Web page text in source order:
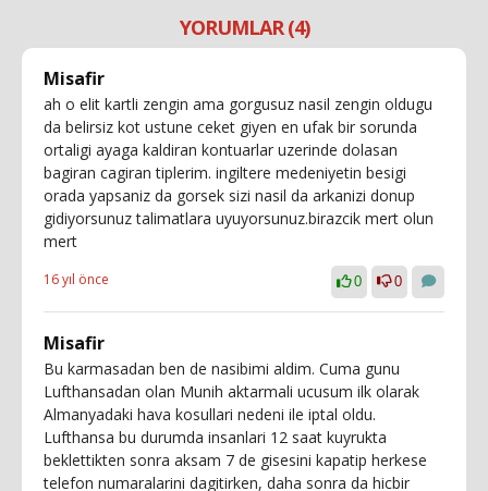
YORUMLAR (4)
Misafir
ah o elit kartli zengin ama gorgusuz nasil zengin oldugu
da belirsiz kot ustune ceket giyen en ufak bir sorunda
ortaligi ayaga kaldiran kontuarlar uzerinde dolasan
bagiran cagiran tiplerim. ingiltere medeniyetin besigi
orada yapsaniz da gorsek sizi nasil da arkanizi donup
gidiyorsunuz talimatlara uyuyorsunuz.birazcik mert olun
mert
16 yıl önce 0 0
Misafir
Bu karmasadan ben de nasibimi aldim. Cuma gunu
Lufthansadan olan Munih aktarmali ucusum ilk olarak
Almanyadaki hava kosullari nedeni ile iptal oldu.
Lufthansa bu durumda insanlari 12 saat kuyrukta
beklettikten sonra aksam 7 de gisesini kapatip herkese
telefon numaralarini dagitirken, daha sonra da hicbir